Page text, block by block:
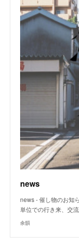
news
news - 催し物のお知
単位での行き来、交
余韻